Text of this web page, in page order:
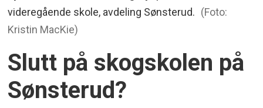
videregående skole, avdeling Sønsterud. (Foto:
Kristin MacKie)
Slutt på skogskolen på
Sønsterud?